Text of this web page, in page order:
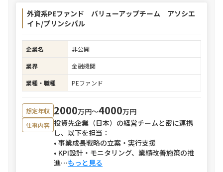
外資系PEファンド バリューアップチーム アソシエ
イト/プリンシパル
企業名
非公開
業界
金融機関
業種・職種
PEファンド
想定年収 2000万円〜4000万円
仕事内容 投資先企業（日本）の経営チームと密に連携
し、以下を担当：
• 事業成長戦略の立案・実行支援
• KPI設計・モニタリング、業績改善施策の推
進⋯もっと見る